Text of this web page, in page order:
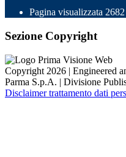
Pagina visualizzata 2682
Sezione Copyright
Copyright 2026 | Engineered
Parma S.p.A. | Divisione
Disclaimer trattamento dati